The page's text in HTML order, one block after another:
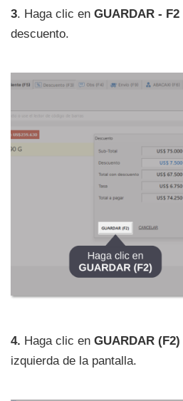
3. Haga clic en GUARDAR - F2
descuento.
4. Haga clic en GUARDAR (F2)
izquierda de la pantalla.